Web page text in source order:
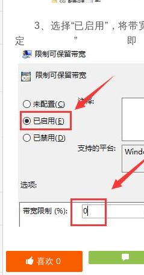
3、选择“已启用”，将带
定”
喜欢 0